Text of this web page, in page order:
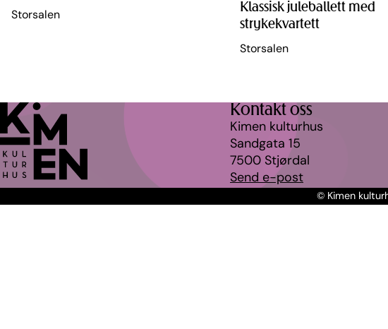
Storsalen
Klassisk juleballett med
strykekvartett
Storsalen
Kontakt oss
Kimen kulturhus
Sandgata 15
7500 Stjørdal
Send e-post
© Kimen